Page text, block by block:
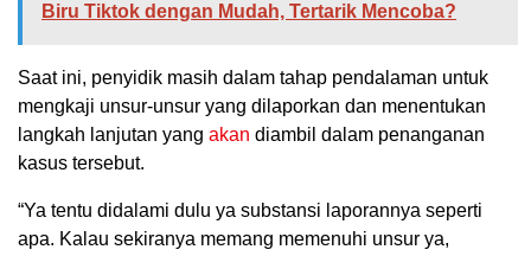
Biru Tiktok dengan Mudah, Tertarik Mencoba?
Saat ini, penyidik masih dalam tahap pendalaman untuk
mengkaji unsur-unsur yang dilaporkan dan menentukan
langkah lanjutan yang akan diambil dalam penanganan
kasus tersebut.
“Ya tentu didalami dulu ya substansi laporannya seperti
apa. Kalau sekiranya memang memenuhi unsur ya,